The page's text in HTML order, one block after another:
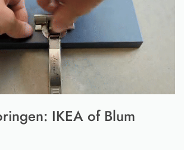
IKEA of Blum